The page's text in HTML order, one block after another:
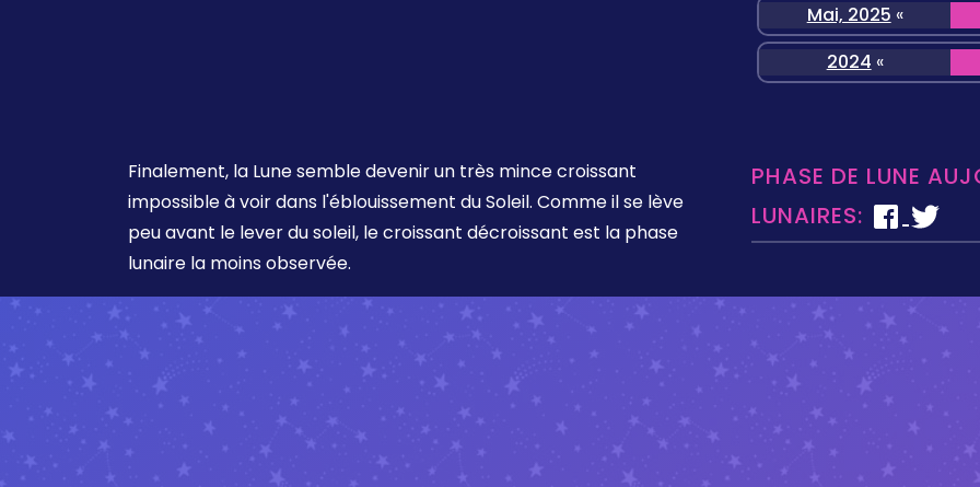
Mai, 2025 «
2024 «
Finalement, la Lune semble devenir un très mince croissant
impossible à voir dans l'éblouissement du Soleil. Comme il se lève
peu avant le lever du soleil, le croissant décroissant est la phase
lunaire la moins observée.
PHASE DE LUNE
LUNAIRES: